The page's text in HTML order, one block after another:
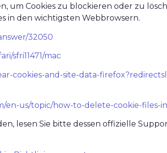
um Cookies zu blockieren oder zu
in den wichtigsten Webbrowsern.
32050
sfri11471/mac
cookies-and-site-data-
en-us/topic/how-to-delete-cookie-
lesen Sie bitte dessen offizielle